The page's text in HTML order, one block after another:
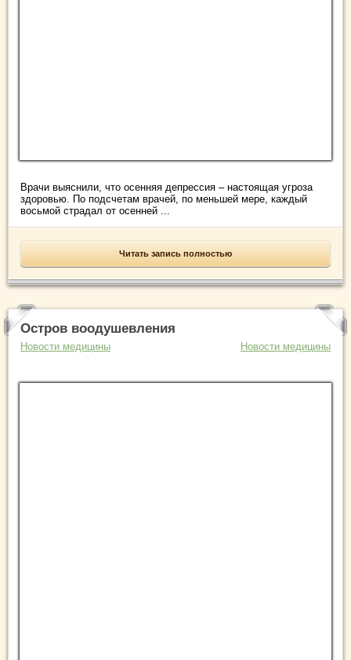
Врачи выяснили, что осенняя депрессия – настоящая угроза
здоровью. По подсчетам врачей, по меньшей мере, каждый
восьмой страдал от осенней ...
Читать запись полностью
Остров воодушевления
Новости медицины Новости медицины